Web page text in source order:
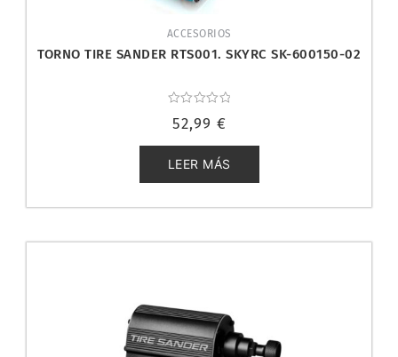
ACCESORIOS
TORNO TIRE SANDER RTS001. SKYRC SK-600150-02
con
de
5
52,99 €
LEER MÁS